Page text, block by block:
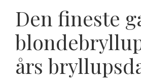
Den fineste
års